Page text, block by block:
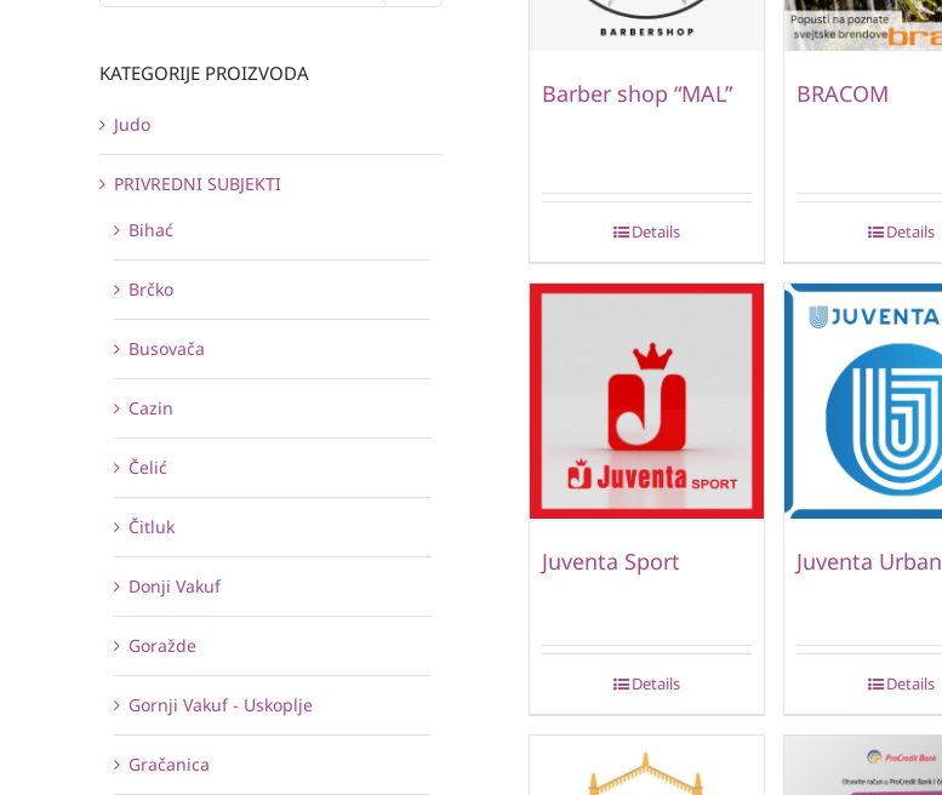
Barber shop “MAL”
Details
BRACOM
Details
Juventa Sport
Details
Juventa Urban
Details
KATEGORIJE PROIZVODA
Judo
PRIVREDNI SUBJEKTI
Bihać
Brčko
Busovača
Cazin
Čelić
Čitluk
Donji Vakuf
Goražde
Gornji Vakuf - Uskoplje
Gračanica